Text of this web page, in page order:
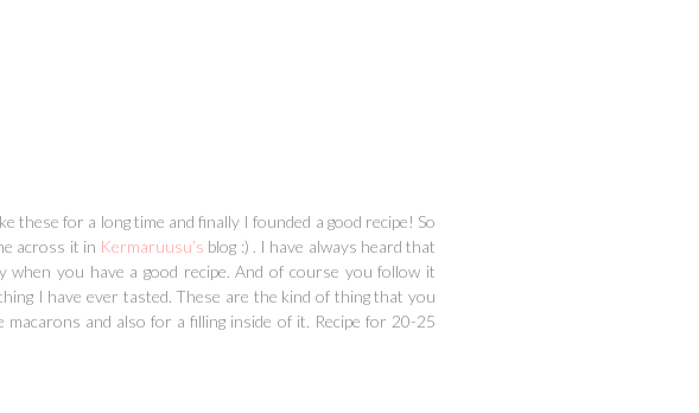
these for a long time and finally I founded a good recipe! So
across it in Kermaruusu’s blog :) . I have always heard that
you have a good recipe. And of course you follow it
I have ever tasted. These are the kind of thing that you
and also for a filling inside of it. Recipe for 20-25